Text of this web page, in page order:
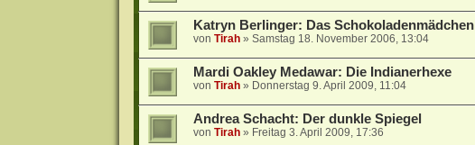
Katryn Berlinger: Das Schokoladenmädchen
von Tirah» Samstag 18. November 2006, 13:04
Mardi Oakley Medawar: Die Indianerhexe
von Tirah» Donnerstag 9. April 2009, 11:04
Andrea Schacht: Der dunkle Spiegel
von Tirah» Freitag 3. April 2009, 17:36